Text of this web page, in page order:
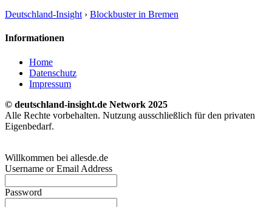
Deutschland-Insight › Blockbuster in Bremen
Informationen
Home
Datenschutz
Impressum
© deutschland-insight.de Network 2025
Alle Rechte vorbehalten. Nutzung ausschließlich für den privaten
Eigenbedarf.
Willkommen bei allesde.de
Username or Email Address
Password